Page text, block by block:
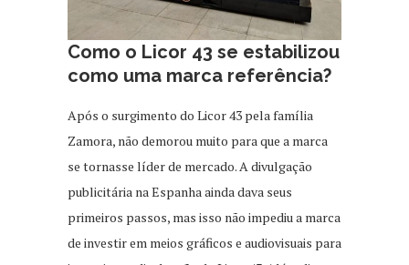
Como o Licor 43 se estabilizou
como uma marca referência?
Após o surgimento do Licor 43 pela família
Zamora, não demorou muito para que a marca
se tornasse líder de mercado. A divulgação
publicitária na Espanha ainda dava seus
primeiros passos, mas isso não impediu a marca
de investir em meios gráficos e audiovisuais para